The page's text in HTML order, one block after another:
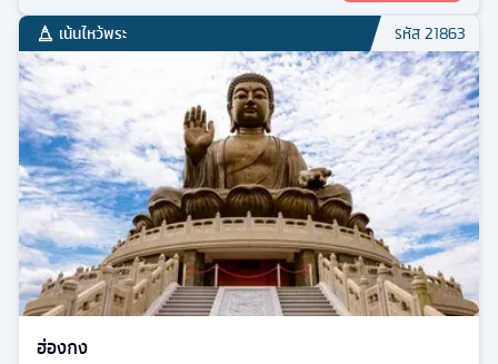
เน้นไหว้พระ รหัส21863
ฮ่องกง